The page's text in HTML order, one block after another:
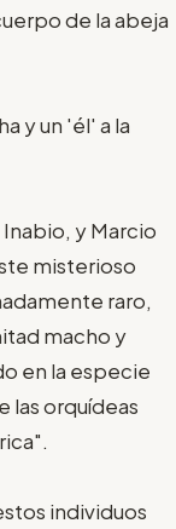
de la abeja
y un 'él' a la
y Marcio
misterioso
raro,
macho y
en la especie
las orquídeas
individuos